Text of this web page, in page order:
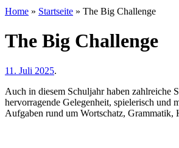
Home » Startseite » The Big Challenge
The Big Challenge
11. Juli 2025.
Auch in diesem Schuljahr haben zahlreiche
hervorragende Gelegenheit, spielerisch und
Aufgaben rund um Wortschatz, Grammatik,